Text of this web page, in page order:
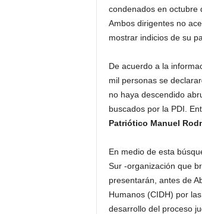
condenados en octubre
Ambos dirigentes no
mostrar indicios de su
De acuerdo a la
mil personas se
no haya descendido
buscados por la PDI.
Patriótico Manuel
En medio de esta
Sur -organización que
presentarán, antes de
Humanos (CIDH) por
desarrollo del proceso